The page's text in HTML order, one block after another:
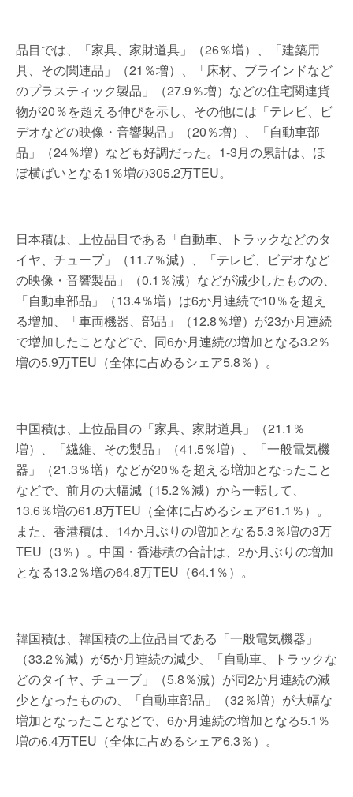
品目では、「家具、家財道具」（26％増）、「建築用
具、その関連品」（21％増）、「床材、ブラインドなど
のプラスティック製品」（27.9％増）などの住宅関連貨
物が20％を超える伸びを示し、その他には「テレビ、ビ
デオなどの映像・音響製品」（20％増）、「自動車部
品」（24％増）なども好調だった。1-3月の累計は、ほ
ぼ横ばいとなる1％増の305.2万TEU。
日本積は、上位品目である「自動車、トラックなどのタ
イヤ、チューブ」（11.7％減）、「テレビ、ビデオなど
の映像・音響製品」（0.1％減）などが減少したものの、
「自動車部品」（13.4％増）は6か月連続で10％を超え
る増加、「車両機器、部品」（12.8％増）が23か月連続
で増加したことなどで、同6か月連続の増加となる3.2％
増の5.9万TEU（全体に占めるシェア5.8％）。
中国積は、上位品目の「家具、家財道具」（21.1％
増）、「繊維、その製品」（41.5％増）、「一般電気機
器」（21.3％増）などが20％を超える増加となったこと
などで、前月の大幅減（15.2％減）から一転して、
13.6％増の61.8万TEU（全体に占めるシェア61.1％）。
また、香港積は、14か月ぶりの増加となる5.3％増の3万
TEU（3％）。中国・香港積の合計は、2か月ぶりの増加
となる13.2％増の64.8万TEU（64.1％）。
韓国積は、韓国積の上位品目である「一般電気機器」
（33.2％減）が5か月連続の減少、「自動車、トラックな
どのタイヤ、チューブ」（5.8％減）が同2か月連続の減
少となったものの、「自動車部品」（32％増）が大幅な
増加となったことなどで、6か月連続の増加となる5.1％
増の6.4万TEU（全体に占めるシェア6.3％）。